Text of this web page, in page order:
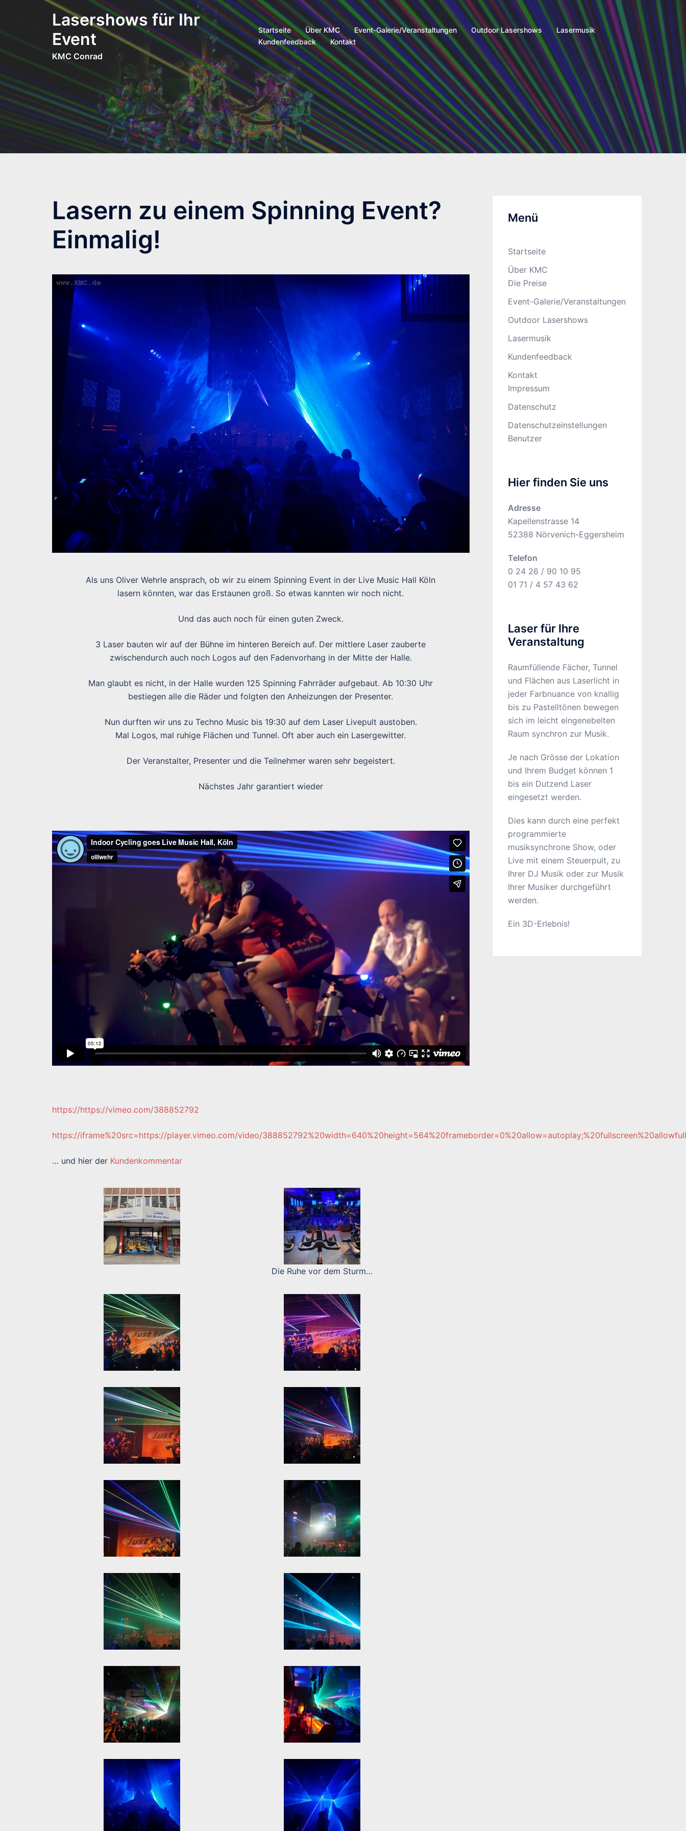
Lasershows für Ihr
Event
KMC Conrad
Startseite Über KMC Event-Galerie/Veranstaltungen Outdoor Lasershows
Lasermusik
Kundenfeedback
Kontakt
Lasern zu einem Spinning Event?
Einmalig!
Als uns Oliver Wehrle ansprach, ob wir zu einem Spinning Event in der Live Music Hall Köln
lasern könnten, war das Erstaunen groß. So etwas kannten wir noch nicht.
Und das auch noch für einen guten Zweck.
3 Laser bauten wir auf der Bühne im hinteren Bereich auf. Der mittlere Laser zauberte
zwischendurch auch noch Logos auf den Fadenvorhang in der Mitte der Halle.
Man glaubt es nicht, in der Halle wurden 125 Spinning Fahrräder aufgebaut. Ab 10:30 Uhr
bestiegen alle die Räder und folgten den Anheizungen der Presenter.
Nun durften wir uns zu Techno Music bis 19:30 auf dem Laser Livepult austoben.
Mal Logos, mal ruhige Flächen und Tunnel. Oft aber auch ein Lasergewitter.
Der Veranstalter, Presenter und die Teilnehmer waren sehr begeistert.
Nächstes Jahr garantiert wieder
https://https://vimeo.com/388852792
https://iframe%20src=https://player.vimeo.com/video/
… und hier der Kundenkommentar
Die Ruhe vor dem Sturm…
Menü
Startseite
Über KMC
Die Preise
Event-Galerie/Veranstaltungen
Outdoor Lasershows
Lasermusik
Kundenfeedback
Kontakt
Impressum
Datenschutz
Datenschutzeinstellungen
Benutzer
Hier finden Sie uns
Adresse
Kapellenstrasse 14
52388 Nörvenich-Eggersheim
Telefon
0 24 26 / 90 10 95
01 71 / 4 57 43 62
Laser für Ihre
Veranstaltung
Raumfüllende Fächer, Tunnel
und Flächen aus Laserlicht in
jeder Farbnuance von knallig
bis zu Pastelltönen bewegen
sich im leicht eingenebelten
Raum synchron zur Musik.
Je nach Grösse der Lokation
und Ihrem Budget können 1
bis ein Dutzend Laser
eingesetzt werden.
Dies kann durch eine perfekt
programmierte
musiksynchrone Show, oder
Live mit einem Steuerpult, zu
Ihrer DJ Musik oder zur Musik
Ihrer Musiker durchgeführt
werden.
Ein 3D-Erlebnis!